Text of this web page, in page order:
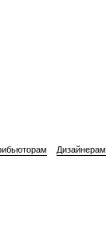
Дизайнерам